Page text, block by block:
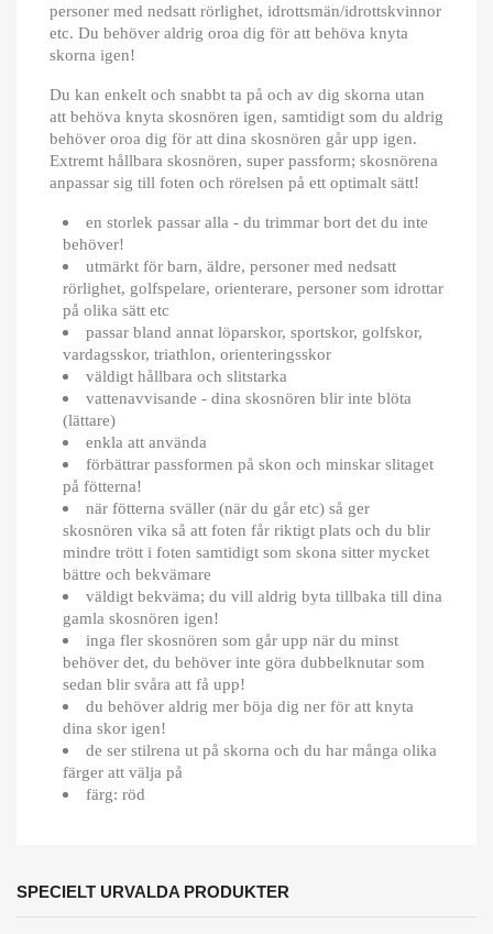
personer med nedsatt rörlighet, idrottsmän/idrottskvinnor
etc. Du behöver aldrig oroa dig för att behöva knyta
skorna igen!
Du kan enkelt och snabbt ta på och av dig skorna utan
att behöva knyta skosnören igen, samtidigt som du aldrig
behöver oroa dig för att dina skosnören går upp igen.
Extremt hållbara skosnören, super passform; skosnörena
anpassar sig till foten och rörelsen på ett optimalt sätt!
en storlek passar alla - du trimmar bort det du inte
behöver!
utmärkt för barn, äldre, personer med nedsatt
rörlighet, golfspelare, orienterare, personer som idrottar
på olika sätt etc
passar bland annat löparskor, sportskor, golfskor,
vardagsskor, triathlon, orienteringsskor
väldigt hållbara och slitstarka
vattenavvisande - dina skosnören blir inte blöta
(lättare)
enkla att använda
förbättrar passformen på skon och minskar slitaget
på fötterna!
när fötterna sväller (när du går etc) så ger
skosnören vika så att foten får riktigt plats och du blir
mindre trött i foten samtidigt som skona sitter mycket
bättre och bekvämare
väldigt bekväma; du vill aldrig byta tillbaka till dina
gamla skosnören igen!
inga fler skosnören som går upp när du minst
behöver det, du behöver inte göra dubbelknutar som
sedan blir svåra att få upp!
du behöver aldrig mer böja dig ner för att knyta
dina skor igen!
de ser stilrena ut på skorna och du har många olika
färger att välja på
färg: röd
SPECIELT URVALDA PRODUKTER